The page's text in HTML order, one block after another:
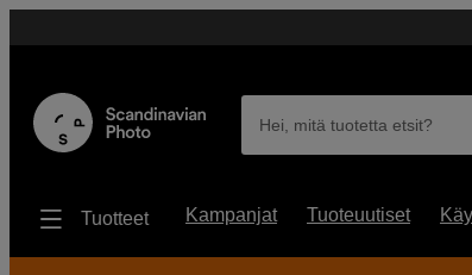
Hei, mitä tuotetta etsit?
Tuotteet Kampanjat Tuoteuutiset